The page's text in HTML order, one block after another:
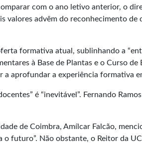
com o ano letivo anterior, o
valores advêm do reconhecimento de
formativa atual, sublinhando a
à Base de Plantas e o Curso
aprofundar a experiência formativa
é “inevitável”. Fernando
de Coimbra, Amílcar Falcão,
futuro”. Não obstante, o Reitor da